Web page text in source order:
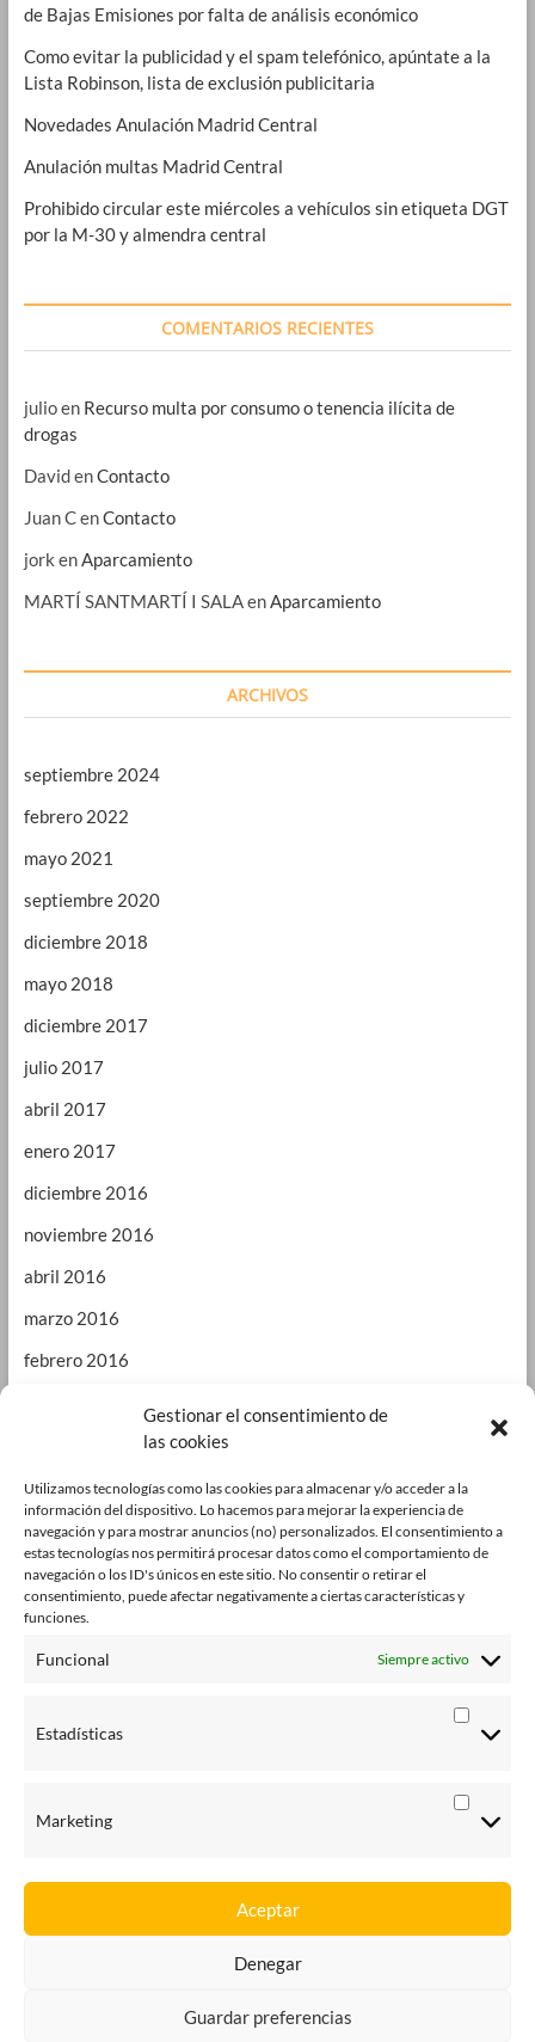
Gestionar el consentimiento de
las cookies
Utilizamos tecnologías como las cookies para almacenar y/o acceder a la
información del dispositivo. Lo hacemos para mejorar la experiencia de
navegación y para mostrar anuncios (no) personalizados. El consentimiento a
estas tecnologías nos permitirá procesar datos como el comportamiento de
navegación o los ID's únicos en este sitio. No consentir o retirar el
consentimiento, puede afectar negativamente a ciertas características y
funciones.
Funcional Siempre activo
Estadísticas
Marketing
Aceptar
Denegar
Guardar preferencias
de Bajas Emisiones por falta de análisis económico
Como evitar la publicidad y el spam telefónico, apúntate a la
Lista Robinson, lista de exclusión publicitaria
Novedades Anulación Madrid Central
Anulación multas Madrid Central
Prohibido circular este miércoles a vehículos sin etiqueta DGT
por la M-30 y almendra central
COMENTARIOS RECIENTES
julioen Recurso multa por consumo o tenencia ilícita de
drogas
DavidenContacto
Juan CenContacto
jork enAparcamiento
MARTÍ SANTMARTÍ I SALAenAparcamiento
ARCHIVOS
septiembre 2024
febrero 2022
mayo 2021
septiembre 2020
diciembre 2018
mayo 2018
diciembre 2017
julio 2017
abril 2017
enero 2017
diciembre 2016
noviembre 2016
abril 2016
marzo 2016
febrero 2016
septiembre 2015
enero 2015
octubre 2014
julio 2014
junio 2014
enero 2014
agosto 2013